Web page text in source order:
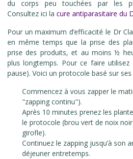
du corps peu touchées par les
Consultez ici la cure antiparasitaire du
Pour un maximum d’efficacité le Dr
en même temps que la prise des
prise des produits, et au moins ½
plus longtemps. Pour ce faire utilisez
pause). Voici un protocole basé sur
Commencez à vous zapper le
"zapping continu").
Après 10 minutes prenez les
le protocole (brou vert de noix
girofle).
Continuez le zapping jusqu’à son
déjeuner entretemps.